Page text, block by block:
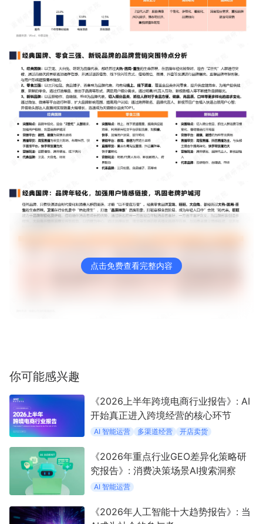
点击免费查看完整内容
你可能感兴趣
《2026上半年跨境电商行业报告》: AI
开始真正进入跨境经营的核心环节
AI 智能运营 多渠道经营 开店卖货
《2026年重点行业GEO差异化策略研
究报告》: 消费决策场景AI搜索洞察
AI 智能运营
《2026年人工智能十大趋势报告》: 当